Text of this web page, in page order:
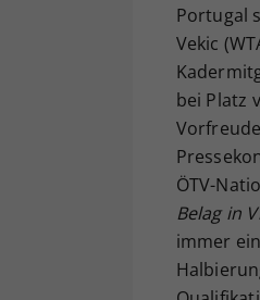
Portugal
Vekic
bei Platz
ÖTV-
Belag in
immer